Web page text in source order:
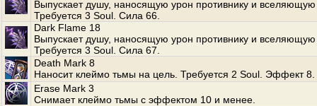
Выпускает душу, наносящую урон противнику и вселяющую
Требуется 3 Soul. Сила 66.
Dark Flame 18
Выпускает душу, наносящую урон противнику и вселяющую
Требуется 3 Soul. Сила 67.
Death Mark 8
Наносит клеймо тьмы на цель. Требуется 2 Soul. Эффект 8.
Erase Mark 3
Снимает клеймо тьмы с эффектом 10 и менее.